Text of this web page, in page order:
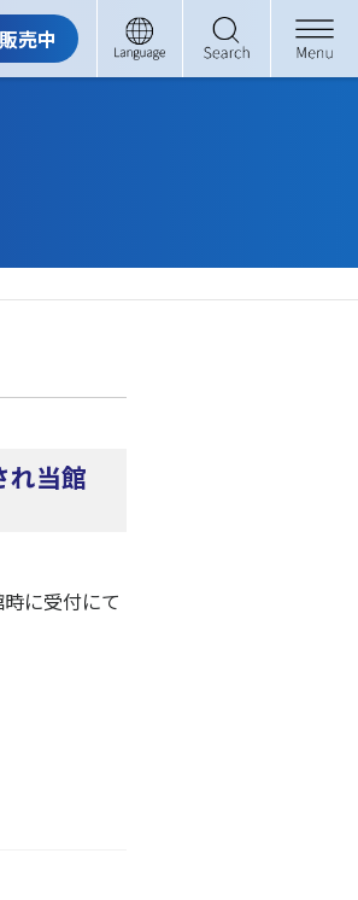
売中
れ当館
に受付にて